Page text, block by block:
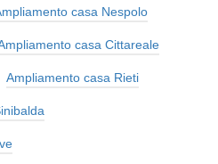
casa Nespolo
casa Cittareale
Ampliamento casa Rieti